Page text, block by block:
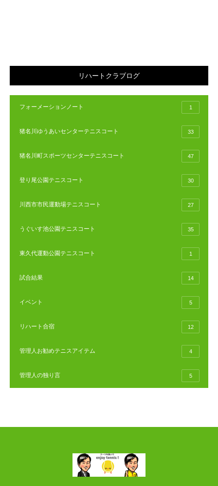
リハートクラブログ
フォーメーションノート 1
猪名川ゆうあいセンターテニスコート 33
猪名川町スポーツセンターテニスコート 47
登り尾公園テニスコート 30
川西市市民運動場テニスコート 27
うぐいす池公園テニスコート 35
東久代運動公園テニスコート 1
試合結果 14
イベント 5
リハート合宿 12
管理人お勧めテニスアイテム 4
管理人の独り言 5